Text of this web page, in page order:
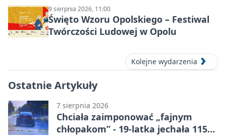
9 sierpnia 2026, 11:00
Święto Wzoru Opolskiego – Festiwal
Twórczości Ludowej w Opolu
Kolejne wydarzenia
Ostatnie Artykuły
7 sierpnia 2026
Chciała zaimponować „fajnym
chłopakom” - 19-latka jechała 115